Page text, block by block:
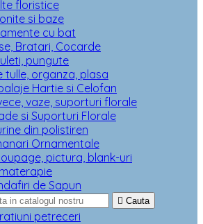
floristice
si baze
cu bat
Bratari, Cocarde
pungute
tulle, organza, plasa
Hartie si Celofan
vaze, suporturi florale
si Suporturi Florale
din polistiren
Ornamentale
pictura, blank-uri
de Sapun
 Cauta
petreceri